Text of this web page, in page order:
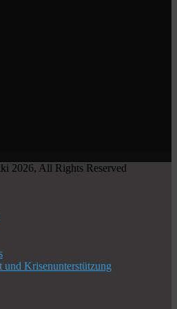
2026, All Rights Reserved
und Krisenunterstützung